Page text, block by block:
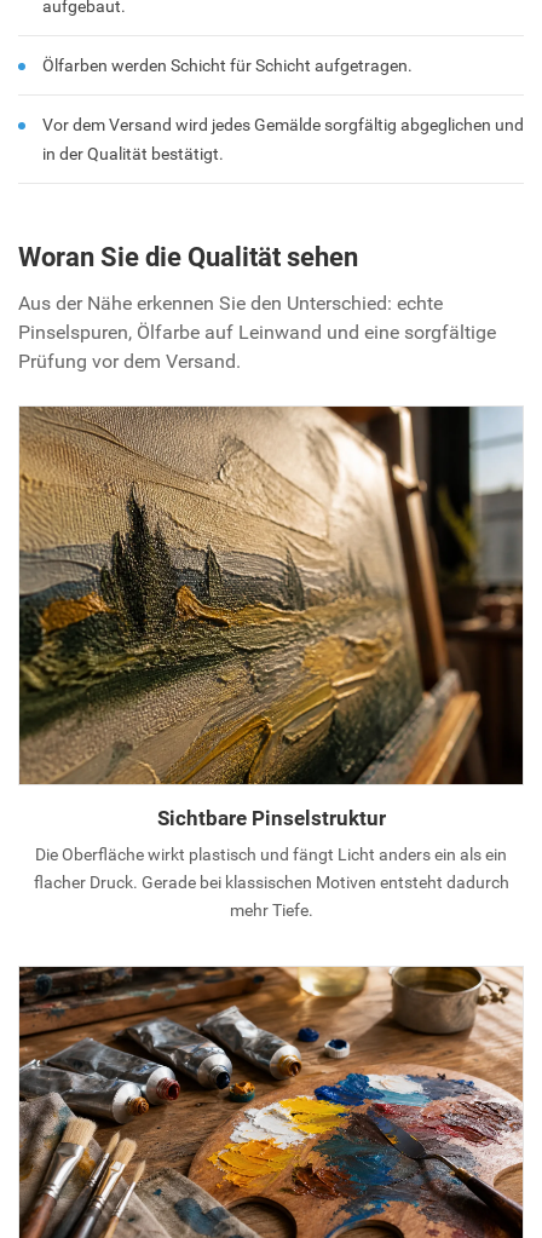
aufgebaut.
Ölfarben werden Schicht für Schicht aufgetragen.
Vor dem Versand wird jedes Gemälde sorgfältig abgeglichen und
in der Qualität bestätigt.
Woran Sie die Qualität sehen
Aus der Nähe erkennen Sie den Unterschied: echte
Pinselspuren, Ölfarbe auf Leinwand und eine sorgfältige
Prüfung vor dem Versand.
Sichtbare Pinselstruktur
Die Oberfläche wirkt plastisch und fängt Licht anders ein als ein
flacher Druck. Gerade bei klassischen Motiven entsteht dadurch
mehr Tiefe.